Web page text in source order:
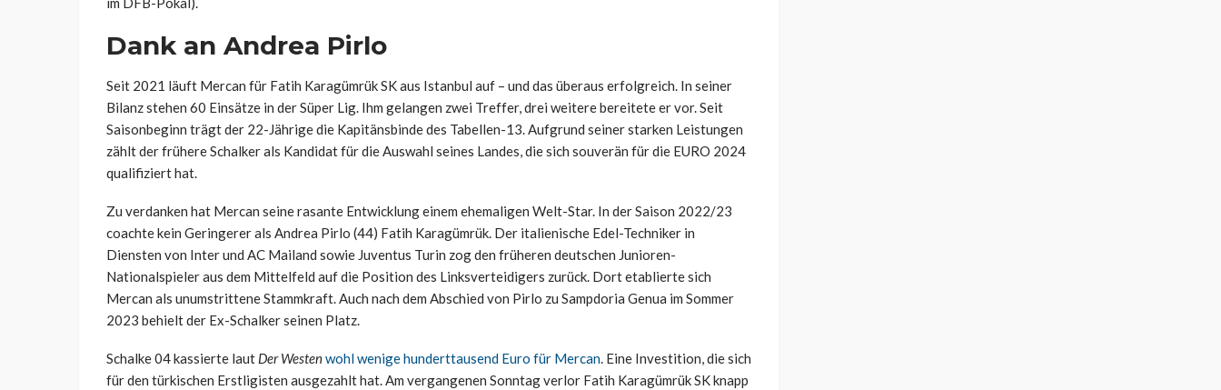
Dank an Andrea Pirlo
Seit 2021 läuft Mercan für Fatih Karagümrük SK aus Istanbul auf – und das überaus erfolgreich. In seiner
Bilanz stehen 60 Einsätze in der Süper Lig. Ihm gelangen zwei Treffer, drei weitere bereitete er vor. Seit
Saisonbeginn trägt der 22-Jährige die Kapitänsbinde des Tabellen-13. Aufgrund seiner starken Leistungen
zählt der frühere Schalker als Kandidat für die Auswahl seines Landes, die sich souverän für die EURO 2024
qualifiziert hat.
Zu verdanken hat Mercan seine rasante Entwicklung einem ehemaligen Welt-Star. In der Saison 2022/23
coachte kein Geringerer als Andrea Pirlo (44) Fatih Karagümrük. Der italienische Edel-Techniker in
Diensten von Inter und AC Mailand sowie Juventus Turin zog den früheren deutschen Junioren-
Nationalspieler aus dem Mittelfeld auf die Position des Linksverteidigers zurück. Dort etablierte sich
Mercan als unumstrittene Stammkraft. Auch nach dem Abschied von Pirlo zu Sampdoria Genua im Sommer
2023 behielt der Ex-Schalker seinen Platz.
Schalke 04 kassierte laut Der Westenwohl wenige hunderttausend Euro für Mercan. Eine Investition, die sich
für den türkischen Erstligisten ausgezahlt hat. Am vergangenen Sonntag verlor Fatih Karagümrük SK knapp